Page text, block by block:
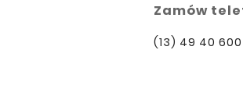
Zamów
(13) 49 40 600